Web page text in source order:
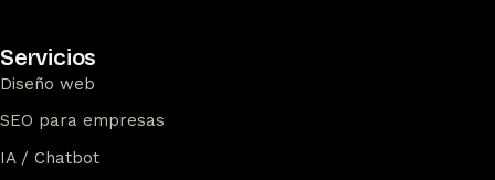
Servicios
Diseño web
SEO para empresas
IA / Chatbot